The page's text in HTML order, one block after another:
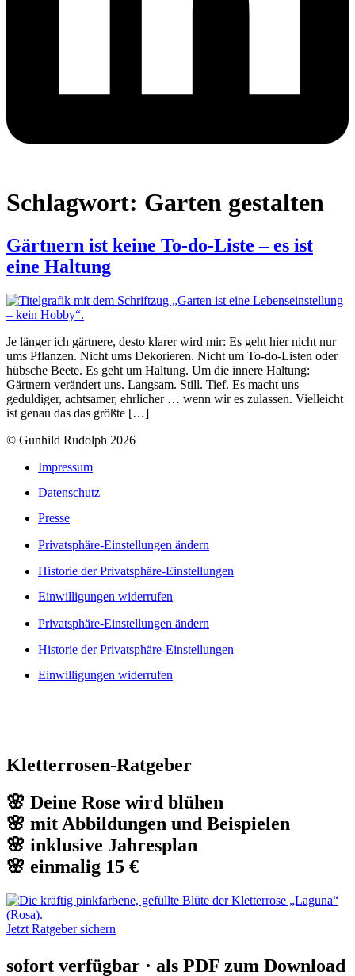
Schlagwort: Garten gestalten
Gärtnern ist keine To-do-Liste – es ist
eine Haltung
Je länger ich gärtnere, desto klarer wird mir: Es geht hier nicht nur
ums Pflanzen. Nicht ums Dekorieren. Nicht um To-do-Listen oder
hübsche Beete. Es geht um Haltung. Um die innere Haltung:
Gärtnern verändert uns. Langsam. Still. Tief. Es macht uns
geduldiger, achtsamer, ehrlicher … wenn wir es zulassen. Vielleicht
ist genau das das größte […]
© Gunhild Rudolph 2026
Impressum
Datenschutz
Presse
Privatsphäre-Einstellungen ändern
Historie der Privatsphäre-Einstellungen
Einwilligungen widerrufen
Privatsphäre-Einstellungen ändern
Historie der Privatsphäre-Einstellungen
Einwilligungen widerrufen
Kletterrosen-Ratgeber
🌸 Deine Rose wird blühen
🌸 mit Abbildungen und Beispielen
🌸 inklusive Jahresplan
🌸 einmalig 15 €
Jetzt Ratgeber sichern
sofort verfügbar · als PDF zum Download